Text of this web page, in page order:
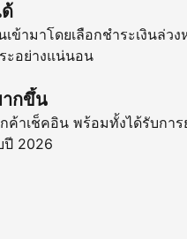
ามาโดยเลือกชำระเงินล่วง
ะอย่างแน่นอน
ากขึ้น
ค้าเช็คอิน พร้อมทั้งได้รับการ
ปี 2026